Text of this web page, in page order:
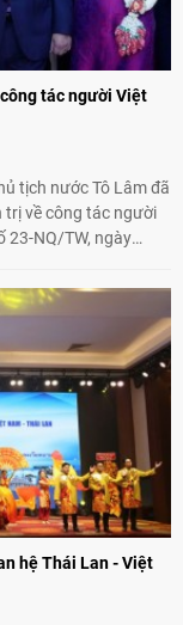
tác người Việt
tịch nước Tô Lâm đã
trị về công tác người
23-NQ/TW, ngày
hệ Thái Lan - Việt